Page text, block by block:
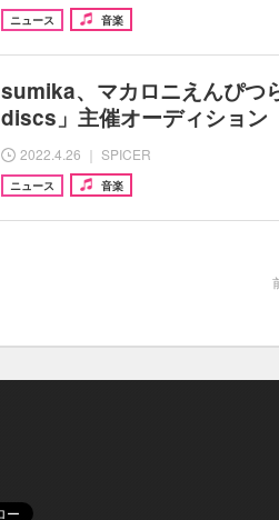
ニュース 音楽
sumika、マカロニえんぴつ
discs」主催オーディショ
2022.4.26 ｜ SPICER
ニュース 音楽